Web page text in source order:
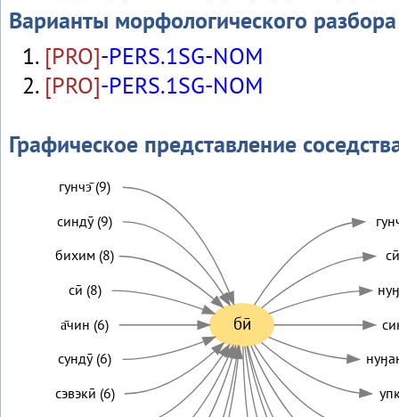
Варианты морфологического разбора
[PRO]-PERS.1SG-NOM
[PRO]-PERS.1SG-NOM
Графическое представление
бӣ
гунчэ̄ (9)
синдӯ (9)
бихим (8)
сӣ (8)
а̄чин (6)
сундӯ (6)
сэвэкӣ (6)